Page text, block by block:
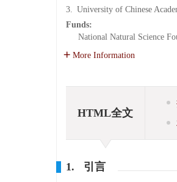
3. University of Chinese
Funds:
National Natural Science
More Information
HTML全文
1. 引言